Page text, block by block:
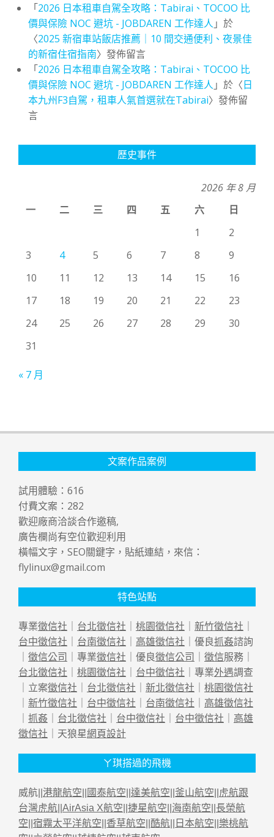
「2026 日本租車自駕全攻略：Tabirai、TOCOO 比
價與保險 NOC 避坑 - JOBDAREN 工作達人 」於
〈2025 新宿車站飯店推薦｜10 間交通便利、夜景佳
的新宿住宿指南〉發佈留言
「2026 日本租車自駕全攻略：Tabirai、TOCOO 比
價與保險 NOC 避坑 - JOBDAREN 工作達人 」於〈日
本九州F3自駕，租車人氣首選就在Tabirai〉發佈留
言
歷史事件
2026 年 8 月
一
二 三 四 五 六
日
1
2
3
4 5 6 7 8
9
10
11 12 13 14 15
16
17
18 19 20 21 22
23
24
25 26 27 28 29
30
31
« 7 月
文案作品案例
試用體驗： 616
付費文案： 282
歡迎廠商洽談合作邀稿,
廣告欄尚有空位歡迎利用
橫幅文字，SEO關鍵字，貼紙連結，來信：
flylinux@gmail.com
特色站點
專業徵信社 ｜ 台北徵信社 ｜ 桃園徵信社 ｜ 新竹徵信社 ｜
台中徵信社 ｜ 台南徵信社 ｜ 高雄徵信社 ｜優良抓姦諮詢
｜ 徵信公司 ｜專業徵信社 ｜優良徵信公司 ｜ 徵信服務｜
台北徵信社 ｜ 桃園徵信社 ｜ 台中徵信社 ｜專業外遇調查
｜立案徵信社 ｜ 台北徵信社 ｜ 新北徵信社 ｜ 桃園徵信社
｜ 新竹徵信社 ｜ 台中徵信社 ｜ 台南徵信社 ｜ 高雄徵信社
｜ 抓姦 ｜ 台北徵信社 ｜ 台中徵信社 ｜ 台中徵信社 ｜ 高雄
徵信社 ｜天狼星網頁設計
ㄚ琪搭過的飛機
威航|| 港龍航空 國泰航空 達美航空 釜山航空
虎航跟
台灣虎航 AirAsia X航空 捷星航空 海南航空 長榮航
空 宿霧太平洋航空 香草航空 酷航 日本航空 樂桃航